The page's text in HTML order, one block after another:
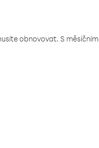
obnovovat. S měsíčním